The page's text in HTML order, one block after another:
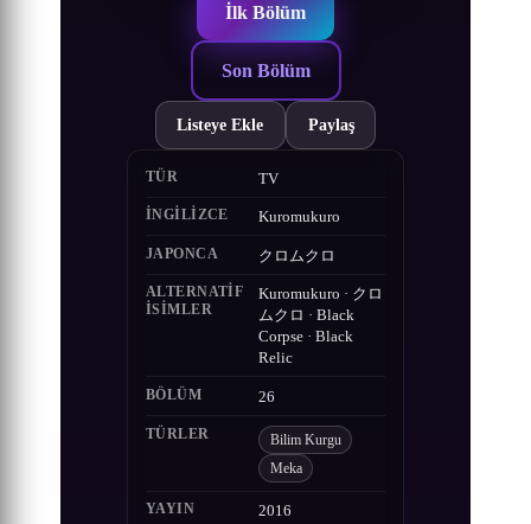
İlk Bölüm
Son Bölüm
Listeye Ekle Paylaş
TÜR TV
İNGILIZCE Kuromukuro
JAPONCA クロムクロ
ALTERNATIF
ISIMLER
Kuromukuro · クロ
ムクロ · Black
Corpse · Black
Relic
BÖLÜM 26
TÜRLER Bilim Kurgu
Meka
YAYIN 2016